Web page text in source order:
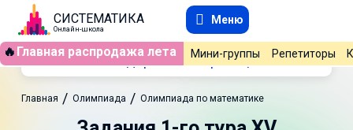
СИСТЕМАТИКА
Онлайн-школа
Меню
🔥 Главная распродажа лета Мини-группы Репетиторы
Главная / Олимпиада / Олимпиада по математике
Содержание страницы